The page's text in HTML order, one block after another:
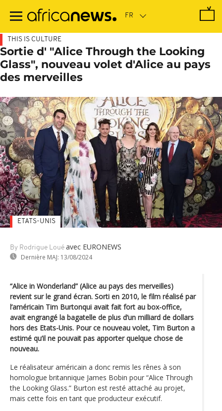
contenu
THIS IS CULTURE
Sortie d' "Alice Through the Looking
Glass", nouveau volet d'Alice au pays
des merveilles
By Rodrigue Loué avec EURONEWS
Dernière MAJ: 13/08/2024
ETATS-UNIS
“Alice in Wonderland” (Alice au pays des merveilles)
revient sur le grand écran. Sorti en 2010, le film réalisé par
l’américain Tim Burtonqui avait fait fort au box-office,
avait engrangé la bagatelle de plus d’un milliard de dollars
hors des Etats-Unis. Pour ce nouveau volet, Tim Burton a
estimé qu’il ne pouvait pas apporter quelque chose de
nouveau.
Le réalisateur américain a donc remis les rênes à son
homologue britannique James Bobin pour “Alice Through
the Looking Glass.” Burton est resté attaché au projet,
mais cette fois en tant que producteur exécutif.